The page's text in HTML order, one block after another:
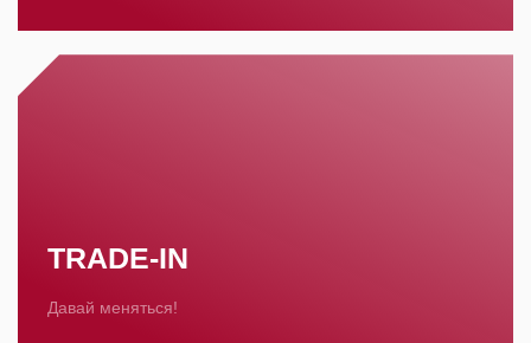
TRADE-IN
Давай меняться!